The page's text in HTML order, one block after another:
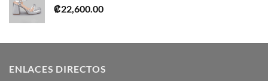
₡22,600.00
ENLACES DIRECTOS